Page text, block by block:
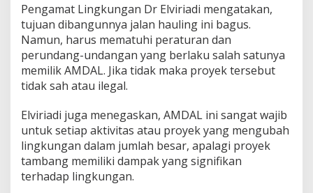
P
a
k
r
:
o
y
e
k
D
Pengamat Lingkungan Dr Elviriadi mengatakan,
tujuan dibangunnya jalan hauling ini bagus.
Namun, harus mematuhi peraturan dan
perundang-undangan yang berlaku salah satunya
memilik AMDAL. Jika tidak maka proyek tersebut
tidak sah atau ilegal.
Elviriadi juga menegaskan, AMDAL ini sangat wajib
untuk setiap aktivitas atau proyek yang mengubah
lingkungan dalam jumlah besar, apalagi proyek
tambang memiliki dampak yang signifikan
terhadap lingkungan.